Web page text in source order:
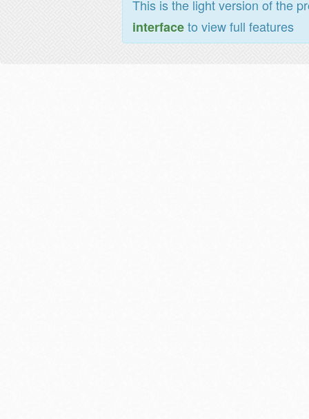
This is the light version of the
interfaceto view full features